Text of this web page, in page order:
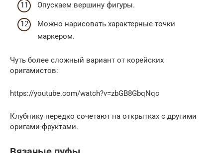
Опускаем вершину фигуры.
Можно нарисовать характерные точки
маркером.
Чуть более сложный вариант от корейских
оригамистов:
https://youtube.com/watch?v=zbGB8GbqNqc
Клубнику нередко сочетают на открытках с другими
оригами-фруктами.